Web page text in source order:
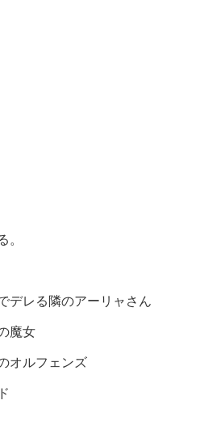
。
デレる隣のアーリャさん
魔女
オルフェンズ